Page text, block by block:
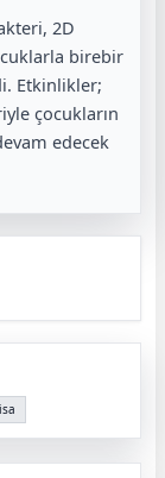
2D
birebir
Etkinlikler;
çocukların
edecek